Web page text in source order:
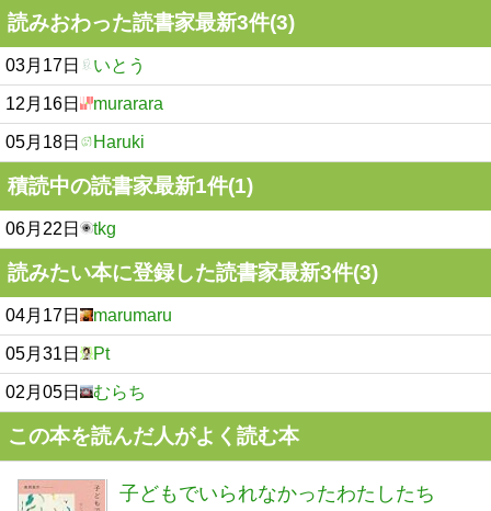
読みおわった読書家最新3件(3)
03月17日 いとう
12月16日 murarara
05月18日 Haruki
積読中の読書家最新1件(1)
06月22日 tkg
読みたい本に登録した読書家最新3件(3)
04月17日 marumaru
05月31日 Pt
02月05日 むらち
この本を読んだ人がよく読む本
子どもでいられなかったわたしたち